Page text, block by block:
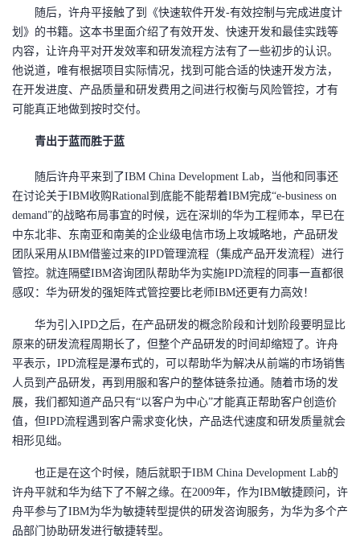
子
直
播
的
活
动
我
的
关
注
我
的
者
学
堂
我
的
课
我
的
证
我
实
的
我
Programs
支
持
我
的
技
术
持
我
的
云
建
议
随后，许舟平接触了到《快速软件开发-有效控制与完成进度计
划》的书籍。这本书里面介绍了有效开发、快速开发和最佳实践等
内容，让许舟平对开发效率和研发流程方法有了一些初步的认识。
他说道，唯有根据项目实际情况，找到可能合适的快速开发方法，
在开发进度、产品质量和研发费用之间进行权衡与风险管控，才有
可能真正地做到按时交付。
青出于蓝而胜于蓝
随后许舟平来到了IBM China Development Lab，当他和同事还
在讨论关于IBM收购Rational到底能不能帮着IBM完成“e-business on
demand”的战略布局事宜的时候，远在深圳的华为工程师本，早已在
中东北非、东南亚和南美的企业级电信市场上攻城略地，产品研发
团队采用从IBM借鉴过来的IPD管理流程（集成产品开发流程）进行
管控。就连隔壁IBM咨询团队帮助华为实施IPD流程的同事一直都很
感叹：华为研发的强矩阵式管控要比老师IBM还更有力高效！
华为引入IPD之后，在产品研发的概念阶段和计划阶段要明显比
原来的研发流程周期长了，但整个产品研发的时间却缩短了。许舟
平表示，IPD流程是瀑布式的，可以帮助华为解决从前端的市场销售
人员到产品研发，再到用服和客户的整体链条拉通。随着市场的发
展，我们都知道产品只有“以客户为中心”才能真正帮助客户创造价
值，但IPD流程遇到客户需求变化快，产品迭代速度和研发质量就会
相形见绌。
也正是在这个时候，随后就职于IBM China Development Lab的
许舟平就和华为结下了不解之缘。在2009年，作为IBM敏捷顾问，许
舟平参与了IBM为华为敏捷转型提供的研发咨询服务，为华为多个产
品部门协助研发进行敏捷转型。